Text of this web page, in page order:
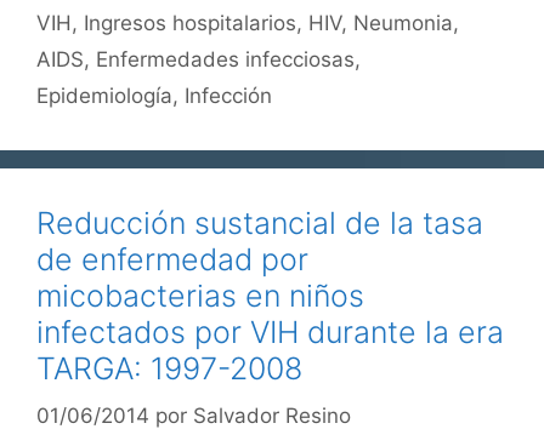
VIH, Ingresos hospitalarios, HIV, Neumonia,
AIDS, Enfermedades infecciosas,
Epidemiología, Infección
Reducción sustancial de la tasa
de enfermedad por
micobacterias en niños
infectados por VIH durante la era
TARGA: 1997-2008
01/06/2014 por Salvador Resino